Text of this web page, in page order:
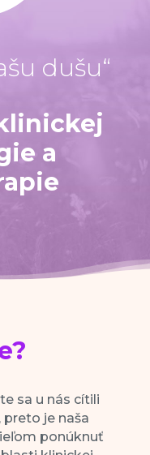
dušu“
a
sa u nás cítili
je naša
ponúknuť